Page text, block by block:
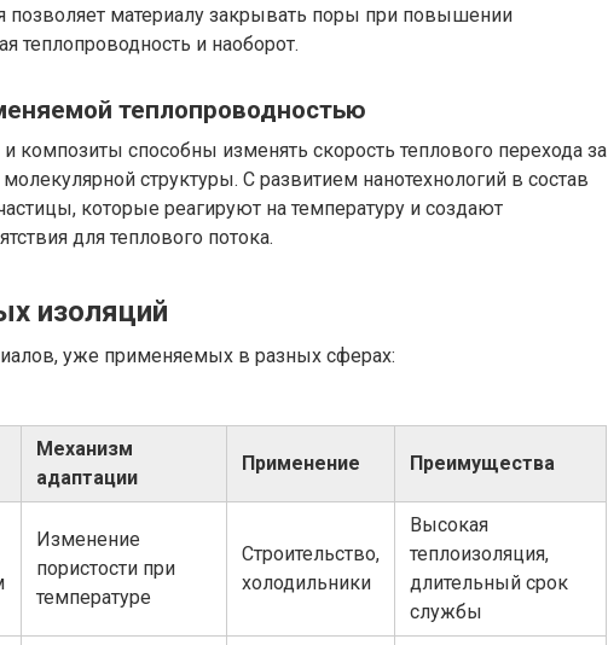
позволяет материалу закрывать поры при повышении
теплопроводность и наоборот.
теплопроводностью
композиты способны изменять скорость теплового перехода за
структуры. С развитием нанотехнологий в состав
которые реагируют на температуру и создают
для теплового потока.
изоляций
уже применяемых в разных сферах:
Механизм
адаптации
Применение Преимущества
Изменение
пористости при
температуре
Строительство,
холодильники
Высокая
теплоизоляция,
длительный срок
службы